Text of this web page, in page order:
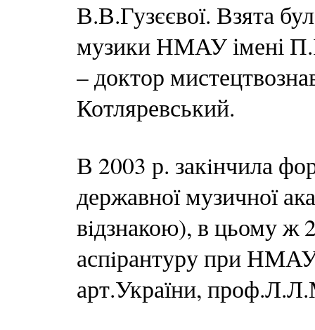
В.В.Гузєєвої. Взята
музики НМАУ імені
– доктор
Котляревський.
В 2003 р. закiнчила
державної музичної
вiдзнакою), в цьому ж
аспiрантуру при НМАУ
арт.України,